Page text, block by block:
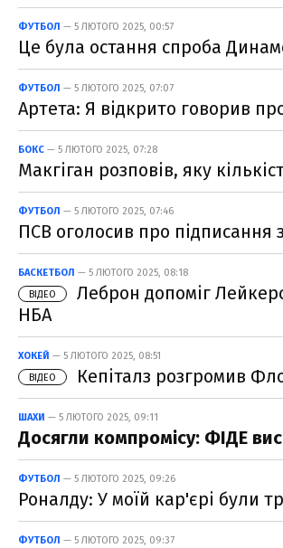
ФУТБОЛ — 5 ЛЮТОГО 2025, 00:57
Це була остання спроба
ФУТБОЛ — 5 ЛЮТОГО 2025, 07:07
Артета: Я відкрито говорив
БОКС — 5 ЛЮТОГО 2025, 07:28
Макгіган розповів, яку
ФУТБОЛ — 5 ЛЮТОГО 2025, 07:46
ПСВ оголосив про
БАСКЕТБОЛ — 5 ЛЮТОГО 2025, 08:18
ВІДЕО
Леброн допоміг
НБА
ХОКЕЙ — 5 ЛЮТОГО 2025, 08:51
ВІДЕО
Кепіталз розгромив
ШАХИ — 5 ЛЮТОГО 2025, 09:11
Досягли компромісу: ФІДЕ
ФУТБОЛ — 5 ЛЮТОГО 2025, 09:26
Роналду: У моїй кар'єрі були
ФУТБОЛ — 5 ЛЮТОГО 2025, 09:37